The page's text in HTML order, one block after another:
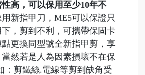
高，可以保用至少10年不
新指甲刀，ME5可以保證只
，剪到不利，可攜帶保固卡
更換同型號全新指甲剪，享
然若是人為因素損壞不在保
：剪鐵絲.電線等剪到缺角受